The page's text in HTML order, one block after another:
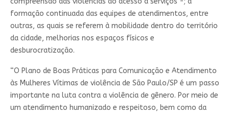
formação continuada das equipes de atendimentos, entre
outras, as quais se referem à mobilidade dentro do território
da cidade, melhorias nos espaços físicos e
desburocratização.
“O Plano de Boas Práticas para Comunicação e Atendimento
às Mulheres Vítimas de violência de São Paulo/SP é um passo
importante na luta contra a violência de gênero. Por meio de
um atendimento humanizado e respeitoso, bem como da